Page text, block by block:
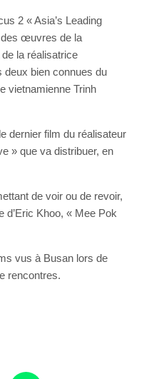
2 « Asia’s Leading
des œuvres de la
la réalisatrice
deux bien connues du
vietnamienne Trinh
dernier film du réalisateur
» que va distribuer, en
de voir ou de revoir,
d’Eric Khoo, « Mee Pok
vus à Busan lors de
rencontres.